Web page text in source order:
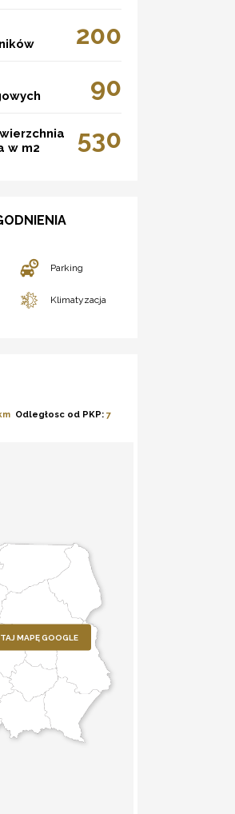
200
90
w m2
530
Parking
Klimatyzacja
Odległosc od PKP: 7
MAPĘ GOOGLE